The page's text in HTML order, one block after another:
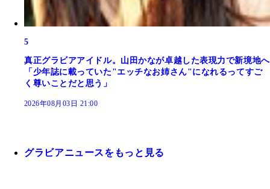
5
真正グラビアアイドル。山田かなが卓越した表現力で新境地へ
「少年誌に載っていた"エッチなお姉さん"になれるってすご
く尊いことだと思う」
2026年08月03日 21:00
グラビアニュースをもっと見る